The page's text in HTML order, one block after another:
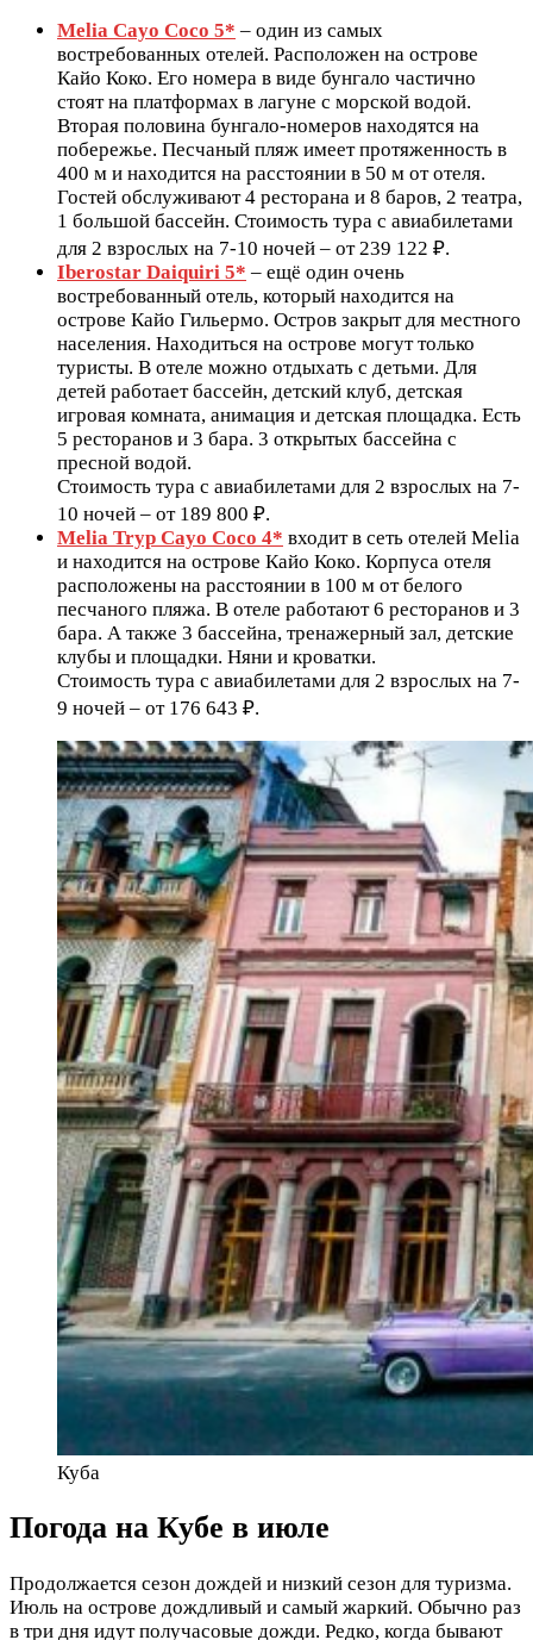
Melia Cayo Coco 5* – один из самых
востребованных отелей. Расположен на острове
Кайо Коко. Его номера в виде бунгало частично
стоят на платформах в лагуне с морской водой.
Вторая половина бунгало-номеров находятся на
побережье. Песчаный пляж имеет протяженность в
400 м и находится на расстоянии в 50 м от отеля.
Гостей обслуживают 4 ресторана и 8 баров, 2 театра,
1 большой бассейн. Стоимость тура с авиабилетами
для 2 взрослых на 7-10 ночей – от 239 122 ₽.
Iberostar Daiquiri 5* – ещё один очень
востребованный отель, который находится на
острове Кайо Гильермо. Остров закрыт для местного
населения. Находиться на острове могут только
туристы. В отеле можно отдыхать с детьми. Для
детей работает бассейн, детский клуб, детская
игровая комната, анимация и детская площадка. Есть
5 ресторанов и 3 бара. 3 открытых бассейна с
пресной водой.
Стоимость тура с авиабилетами для 2 взрослых на 7-
10 ночей – от 189 800 ₽.
Melia Tryp Cayo Coco 4* входит в сеть отелей Melia
и находится на острове Кайо Коко. Корпуса отеля
расположены на расстоянии в 100 м от белого
песчаного пляжа. В отеле работают 6 ресторанов и 3
бара. А также 3 бассейна, тренажерный зал, детские
клубы и площадки. Няни и кроватки.
Стоимость тура с авиабилетами для 2 взрослых на 7-
9 ночей – от 176 643 ₽.
Куба
Погода на Кубе в июле
Продолжается сезон дождей и низкий сезон для туризма.
Июль на острове дождливый и самый жаркий. Обычно раз
в три дня идут получасовые дожди. Редко, когда бывают